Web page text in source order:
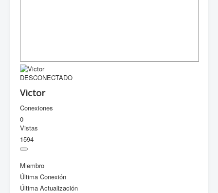
DESCONECTADO
Victor
Conexiones
0
Vistas
1594
Miembro
Última Conexión
Última Actualización